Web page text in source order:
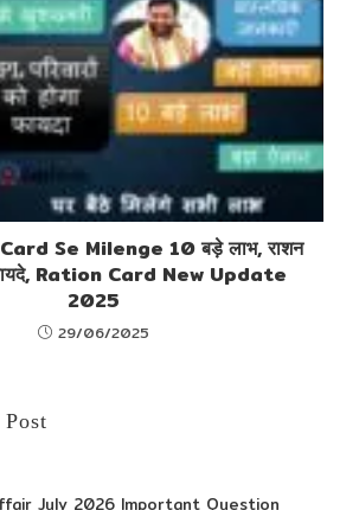
Se Milenge 10 बड़े लाभ, राशन
Ration Card New Update
2025
29/06/2025
July 2026 Important Question